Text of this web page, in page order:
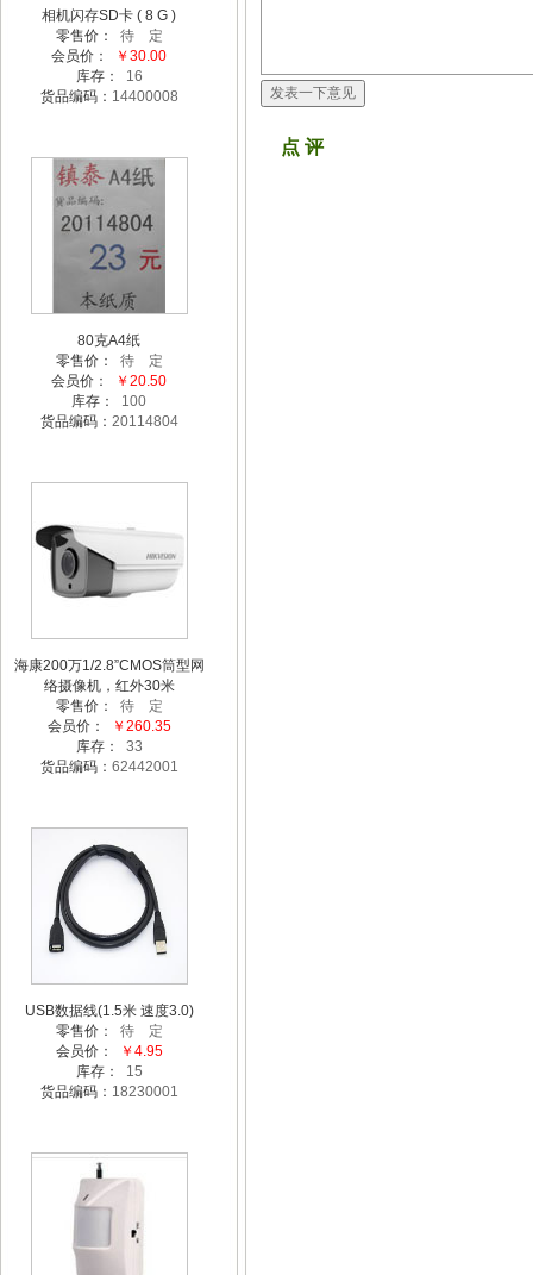
相机闪存SD卡 ( 8 G )
零售价： 待 定
会员价：
￥30.00
库存： 16
货品编码： 14400008
80克A4纸
零售价： 待 定
会员价：
￥20.50
库存： 100
货品编码： 20114804
海康200万1/2.8”CMOS筒型网
络摄像机，红外30米
零售价： 待 定
会员价：
￥260.35
库存： 33
货品编码： 62442001
USB数据线(1.5米 速度3.0)
零售价： 待 定
会员价：
￥4.95
库存： 15
货品编码： 18230001
点 评